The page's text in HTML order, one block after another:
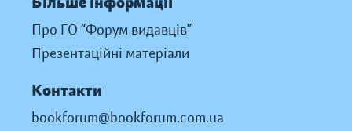
Про ГО “Форум видавців”
Презентаційні матеріали
Контакти
bookforum@bookforum.com.ua